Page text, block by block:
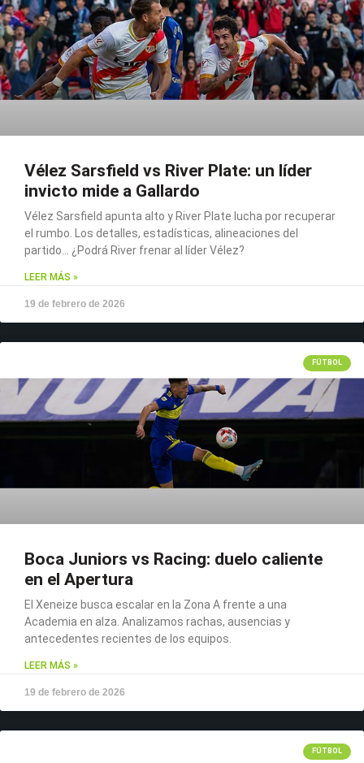
Vélez Sarsfield vs River Plate: un líder
invicto mide a Gallardo
Vélez Sarsfield apunta alto y River Plate lucha por recuperar
el rumbo. Los detalles, estadísticas, alineaciones del
partido… ¿Podrá River frenar al líder Vélez?
LEER MÁS »
19 de febrero de 2026
FÚTBOL
Boca Juniors vs Racing: duelo caliente
en el Apertura
El Xeneize busca escalar en la Zona A frente a una
Academia en alza. Analizamos rachas, ausencias y
antecedentes recientes de los equipos.
LEER MÁS »
19 de febrero de 2026
FÚTBOL